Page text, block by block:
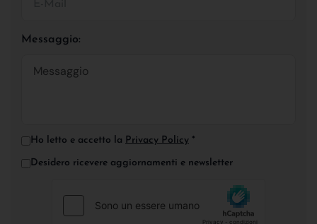
Messaggio:
Ho letto e accetto la Privacy Policy *
Desidero ricevere aggiornamenti e newsletter